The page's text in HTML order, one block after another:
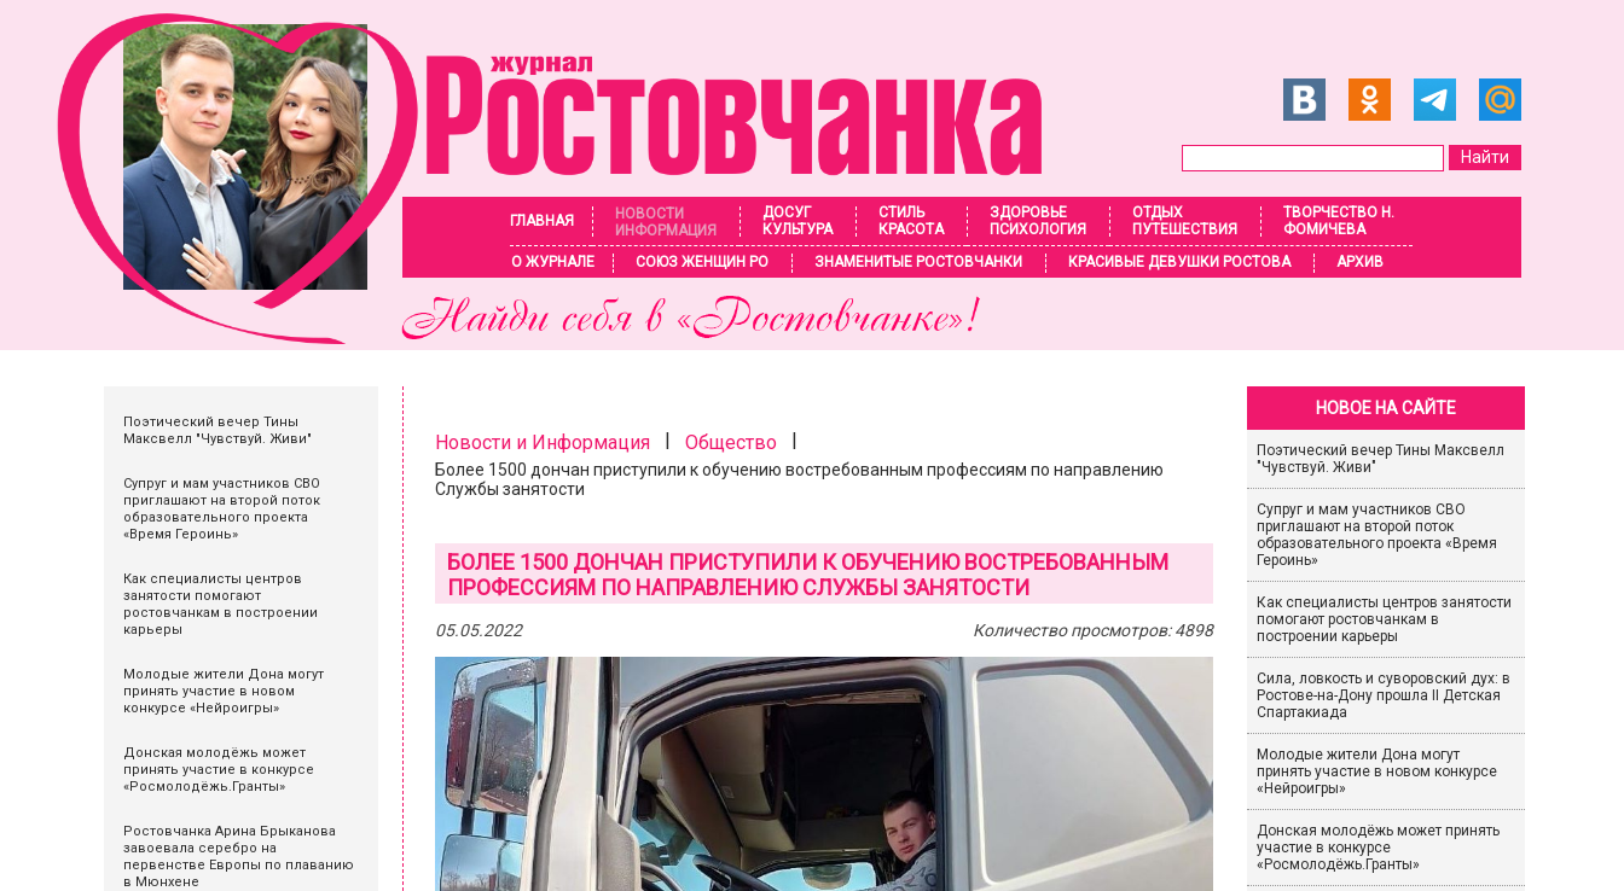
ГЛАВНАЯ
НОВОСТИ
ИНФОРМАЦИЯ
ДОСУГ
КУЛЬТУРА
СТИЛЬ
КРАСОТА
ЗДОРОВЬЕ
ПСИХОЛОГИЯ
ОТДЫХ
ПУТЕШЕСТВИЯ
ТВОРЧЕСТВО Н.
ФОМИЧЕВА
О ЖУРНАЛЕ
СОЮЗ ЖЕНЩИН РО ЗНАМЕНИТЫЕ РОСТОВЧАНКИ КРАСИВЫЕ ДЕВУШКИ РОСТОВА АРХИВ
Поэтический вечер Тины
Максвелл "Чувствуй. Живи"
Супруг и мам участников СВО
приглашают на второй поток
образовательного проекта
«Время Героинь»
Как специалисты центров
занятости помогают
ростовчанкам в построении
карьеры
Молодые жители Дона могут
принять участие в новом
конкурсе «Нейроигры»
Донская молодёжь может
принять участие в конкурсе
«Росмолодёжь.Гранты»
Ростовчанка Арина Брыканова
завоевала серебро на
первенстве Европы по плаванию
в Мюнхене
Новости и Информация| Общество|
Более 1500 дончан приступили к обучению востребованным профессиям по направлению
Службы занятости
БОЛЕЕ 1500 ДОНЧАН ПРИСТУПИЛИ К ОБУЧЕНИЮ ВОСТРЕБОВАННЫМ
ПРОФЕССИЯМ ПО НАПРАВЛЕНИЮ СЛУЖБЫ ЗАНЯТОСТИ
05.05.2022 Количество просмотров: 4898
НОВОЕ НА САЙТЕ
Поэтический вечер Тины Максвелл
"Чувствуй. Живи"
Супруг и мам участников СВО
приглашают на второй поток
образовательного проекта «Время
Героинь»
Как специалисты центров занятости
помогают ростовчанкам в
построении карьеры
Сила, ловкость и суворовский дух: в
Ростове-на-Дону прошла II Детская
Спартакиада
Молодые жители Дона могут
принять участие в новом конкурсе
«Нейроигры»
Донская молодёжь может принять
участие в конкурсе
«Росмолодёжь.Гранты»